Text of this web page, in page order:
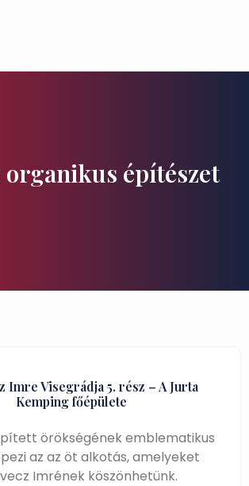
építészet
Imre Visegrádja 5. rész – A Jurta
Kemping főépülete
örökségének emblematikus
az az öt alkotás, amelyeket
Imrének köszönhetünk.